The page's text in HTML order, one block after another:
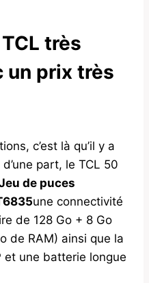
très
un prix très
c’est là qu’il y a
part, le TCL 50
de puces
une connectivité
de 128 Go + 8 Go
de RAM) ainsi que la
et une batterie longue